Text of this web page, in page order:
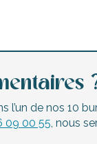
l’un de nos 10
09 00 55, nous